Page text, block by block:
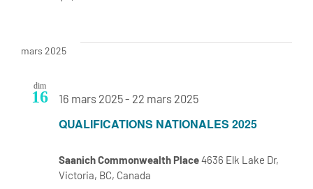
mars 2025
dim
16
QUALIFICATIONS NATIONALES 2025
16 mars 2025- 22 mars 2025
Saanich Commonwealth Place4636 Elk Lake Dr,
Victoria, BC, Canada